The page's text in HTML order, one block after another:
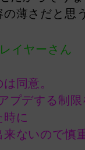
薄さだと思う
イヤーさん
同意。
プデする制
に
来ないので慎